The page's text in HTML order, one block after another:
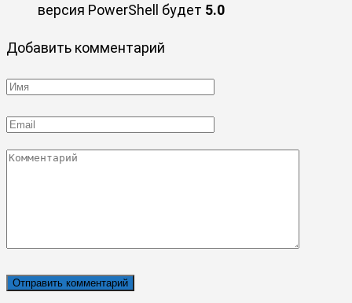
версия PowerShell будет 5.0
Добавить комментарий
Имя
Email
*
Комментарий